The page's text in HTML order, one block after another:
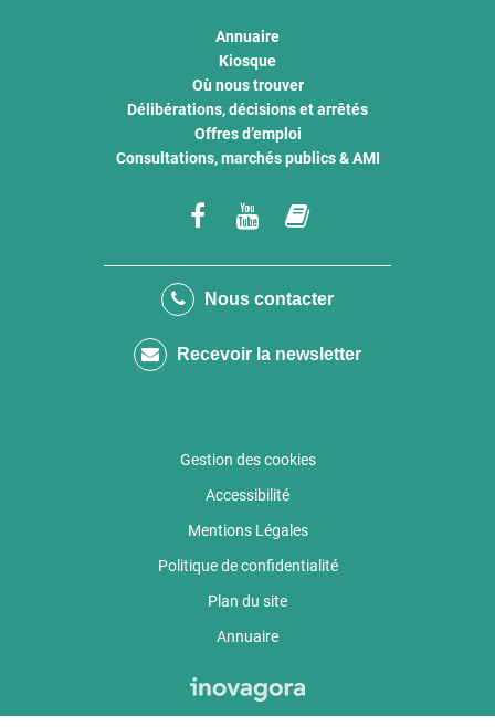
Annuaire
Kiosque
Où nous trouver
Délibérations, décisions et arrêtés
Offres d’emploi
Consultations, marchés publics & AMI
Lien
le
Facebook
Lien
la
Youtube
le
calaméo
Nous contacter
Recevoir la newsletter
Gestion des cookies
Accessibilité
Mentions Légales
Politique de confidentialité
Plan du site
Annuaire